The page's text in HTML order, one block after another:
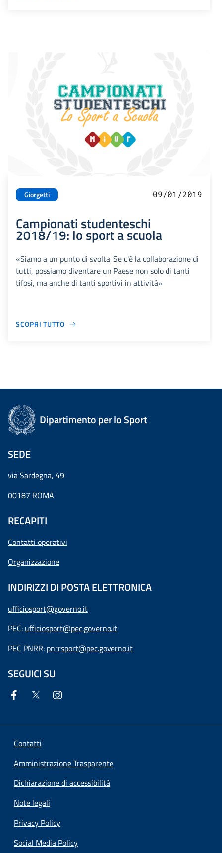
Giorgetti 09/01/2019
Campionati studenteschi
2018/19: lo sport a scuola
«Siamo a un punto di svolta. Se c'è la collaborazione di
tutti, possiamo diventare un Paese non solo di tanti
tifosi, ma anche di tanti sportivi in attività»
SCOPRI TUTTO
Dipartimento per lo Sport
SEDE
via Sardegna, 49
00187 ROMA
RECAPITI
Contatti operativi
Organizzazione
INDIRIZZI DI POSTA ELETTRONICA
ufficiosport@governo.it
PEC: ufficiosport@pec.governo.it
PEC PNRR: pnrrsport@pec.governo.it
SEGUICI SU
Contatti
Amministrazione Trasparente
Dichiarazione di accessibilità
Note legali
Privacy Policy
Social Media Policy